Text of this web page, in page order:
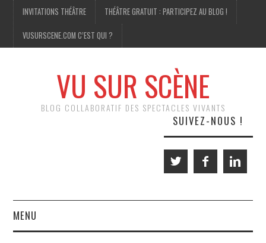
INVITATIONS THÉÂTRE THÉÂTRE GRATUIT : PARTICIPEZ AU BLOG !
VUSURSCENE.COM C’EST QUI ?
VU SUR SCÈNE
BLOG COLLABORATIF DES SPECTACLES VIVANTS
SUIVEZ-NOUS !
MENU